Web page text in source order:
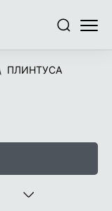
ПоискМеню
ПЛИНТУСА